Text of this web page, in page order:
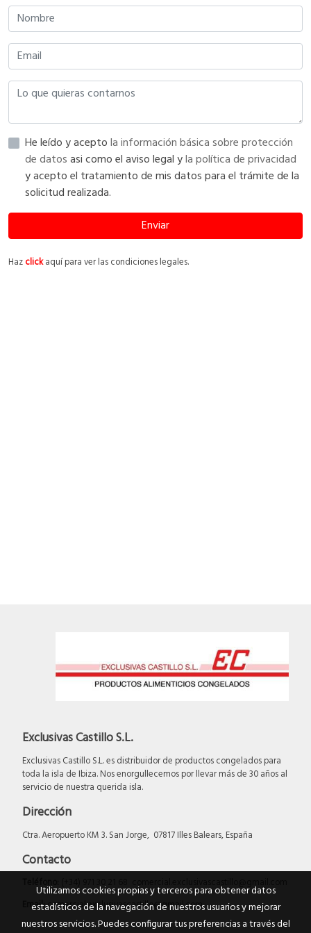
He leído y aceptola información básica sobre protección
de datos
asi como el aviso legal yla política de privacidad
y acepto el tratamiento de mis datos para el trámite de la
solicitud realizada.
Enviar
Hazclickaquí para ver las condiciones legales.
Exclusivas Castillo S.L.
Exclusivas Castillo S.L. es distribuidor de productos congelados para
toda la isla de Ibiza. Nos enorgullecemos por llevar más de 30 años al
servicio de nuestra querida isla.
Dirección
Ctra. Aeropuerto KM 3. San Jorge, 07817 Illes Balears, España
Contacto
Teléfono:
(+34) 971 30 21 68 comercial.exclusivascastillo@gmail.com
Email:comercial.exclusivascastillo@gmail.com
Utilizamos cookies propias y terceros para obtener datos
estadísticos de la navegación de nuestros usuarios y mejorar
nuestros servicios. Puedes configurar tus preferencias a través del